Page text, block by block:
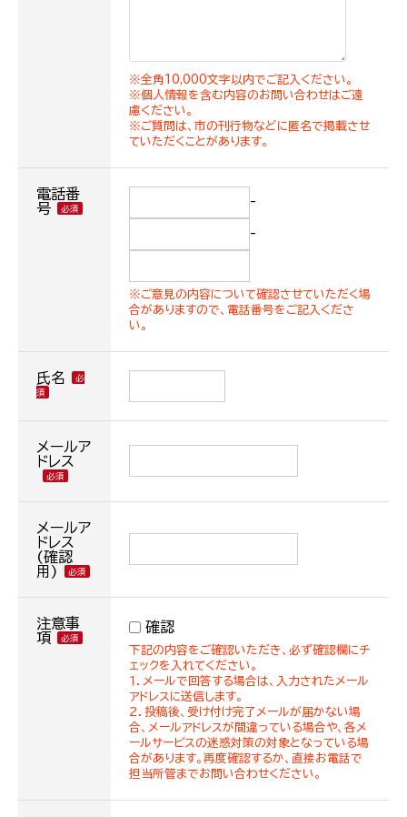
※全角10,000文字以内でご記入ください。
※個人情報を含む内容のお問い合わせはご遠
慮ください。
※ご質問は、市の刊行物などに匿名で掲載させ
ていただくことがあります。
電話番
号
-
-
※ご意見の内容について確認させていただく場
合がありますので、電話番号をご記入くださ
い。
氏名
メールア
ドレス
メールア
ドレス
(確認
用)
注意事
項
確認
下記の内容をご確認いただき、必ず確認欄にチ
ェックを入れてください。
１．メールで回答する場合は、入力されたメール
アドレスに送信します。
２．投稿後、受け付け完了メールが届かない場
合、メールアドレスが間違っている場合や、各メ
ールサービスの迷惑対策の対象となっている場
合があります。再度確認するか、直接お電話で
担当所管までお問い合わせください。